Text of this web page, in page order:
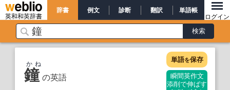
英和和英辞書
辞書 例文 診断 翻訳 単語帳
ログイン
鐘 の英語
かね 単語を保存
瞬間英作文
添削で伸ばす